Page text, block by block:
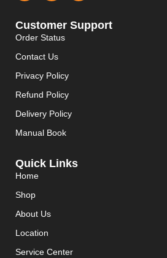
Customer Support
Order Status
Contact Us
Privacy Policy
Refund Policy
Delivery Policy
Manual Book
Quick Links
Home
Shop
About Us
Location
Service Center